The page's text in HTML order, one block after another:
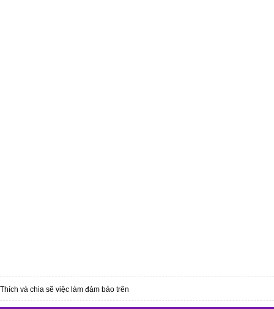
Thích và chia sẽ việc làm đảm bảo trên